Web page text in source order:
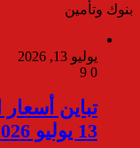
بنوك وتأمين
يوليو 13, 2026
0
تباين أسعار
13 يوليو 2026